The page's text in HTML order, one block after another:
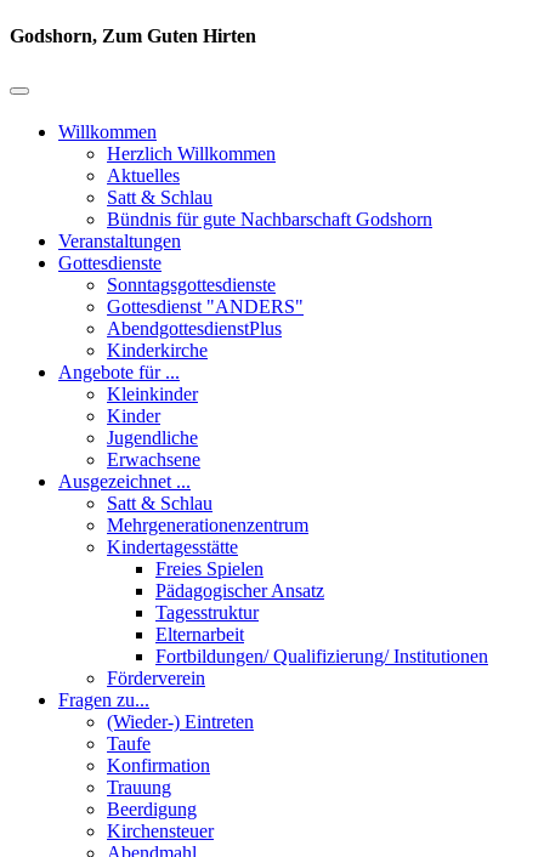
Godshorn, Zum Guten Hirten
Willkommen
Herzlich Willkommen
Aktuelles
Satt & Schlau
Bündnis für gute Nachbarschaft Godshorn
Veranstaltungen
Gottesdienste
Sonntagsgottesdienste
Gottesdienst "ANDERS"
AbendgottesdienstPlus
Kinderkirche
Angebote für ...
Kleinkinder
Kinder
Jugendliche
Erwachsene
Ausgezeichnet ...
Satt & Schlau
Mehrgenerationenzentrum
Kindertagesstätte
Freies Spielen
Pädagogischer Ansatz
Tagesstruktur
Elternarbeit
Fortbildungen/ Qualifizierung/ Institutionen
Förderverein
Fragen zu...
(Wieder-) Eintreten
Taufe
Konfirmation
Trauung
Beerdigung
Kirchensteuer
Abendmahl